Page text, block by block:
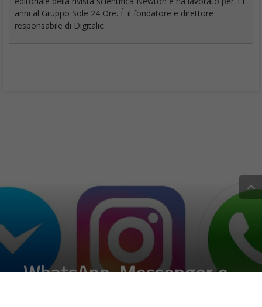
anni al Gruppo Sole 24 Ore. È il fondatore e direttore
responsabile di Digitalic
WhatsApp, Messenger e